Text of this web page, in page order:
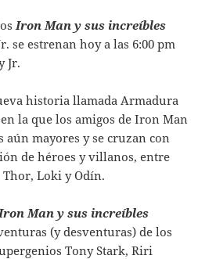
Iron Man y sus increíbles
se estrenan hoy a las 6:00 pm
Jr.
historia llamada Armadura
la que los amigos de Iron Man
aún mayores y se cruzan con
de héroes y villanos, entre
Loki y Odín.
Iron Man y sus increíbles
(y desventuras) de los
Tony Stark, Riri